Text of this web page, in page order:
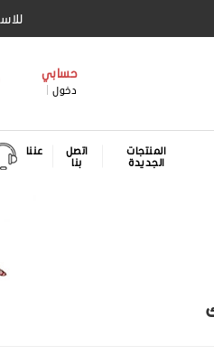
حسابي
دخول
المنتجات
الجديدة
اتصل
بنا
عننا